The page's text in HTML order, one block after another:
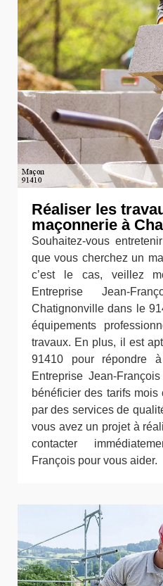
Réaliser les
maçonnerie à
Souhaitez-vous
que vous cherchez un
c’est le cas, veillez
Entreprise Jean-
Chatignonville dans le
équipements
travaux. En plus, il est
91410 pour répondre
Entreprise Jean-
bénéficier des tarifs
par des services de
vous avez un projet à
contacter
François pour vous aider.